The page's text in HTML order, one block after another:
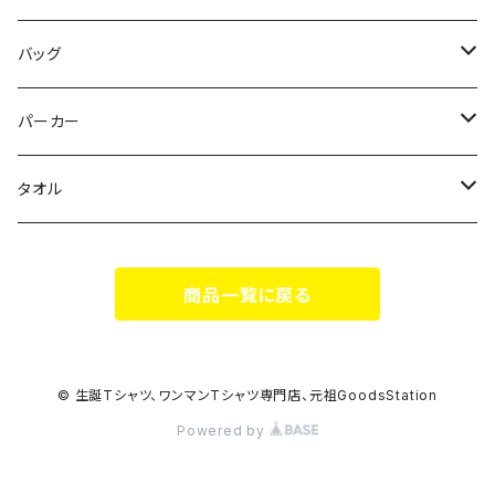
花いろは
Milky✳︎Sphene
シークレットシャノワール
思い出とプレゼント
ヒロイックニューシネマ
HIGH HIGH BEAM
Milky✳︎Sphene
バッグ
サコッシュ
パーカー
スポポポポニー
タオル
Milky✳︎Sphene
商品一覧に戻る
© 生誕Tシャツ、ワンマンTシャツ専門店、元祖GoodsStation
Powered by